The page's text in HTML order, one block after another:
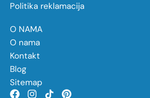
Politika reklamacija
O NAMA
O nama
Kontakt
Blog
Sitemap